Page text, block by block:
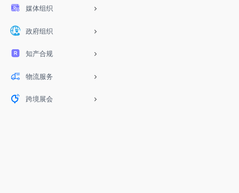
媒体组织
政府组织
知产合规
物流服务
跨境展会